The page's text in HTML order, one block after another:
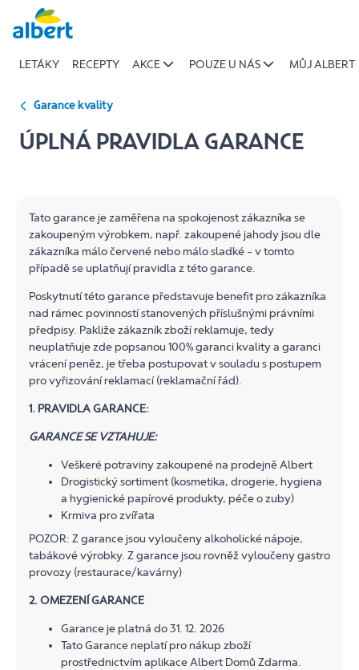
Přeskočit
pravidla
LETÁKY RECEPTY AKCE POUZE U NÁS MŮJ ALBERT
Garance kvality
ÚPLNÁ PRAVIDLA GARANCE
Tato garance je zaměřena na spokojenost zákazníka se
zakoupeným výrobkem, např. zakoupené jahody jsou dle
zákazníka málo červené nebo málo sladké – v tomto
případě se uplatňují pravidla z této garance.
Poskytnutí této garance představuje benefit pro zákazníka
nad rámec povinností stanovených příslušnými právními
předpisy. Pakliže zákazník zboží reklamuje, tedy
neuplatňuje zde popsanou 100% garanci kvality a garanci
vrácení peněz, je třeba postupovat v souladu s postupem
pro vyřizování reklamací (reklamační řád).
1. PRAVIDLA GARANCE:
GARANCE SE VZTAHUJE:
Veškeré potraviny zakoupené na prodejně Albert
Drogistický sortiment (kosmetika, drogerie, hygiena
a hygienické papírové produkty, péče o zuby)
Krmiva pro zvířata
POZOR: Z garance jsou vyloučeny alkoholické nápoje,
tabákové výrobky. Z garance jsou rovněž vyloučeny gastro
provozy (restaurace/kavárny)
2. OMEZENÍ GARANCE
Garance je platná do 31. 12. 2026
Tato Garance neplatí pro nákup zboží
prostřednictvím aplikace Albert Domů Zdarma.